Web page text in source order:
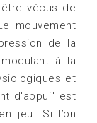
vécus de
mouvement
de la
à la
et
d'appui" est
jeu. Si l’on